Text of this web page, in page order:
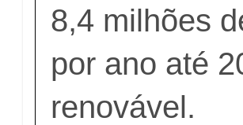
8,4 milhões
por ano até
renovável.